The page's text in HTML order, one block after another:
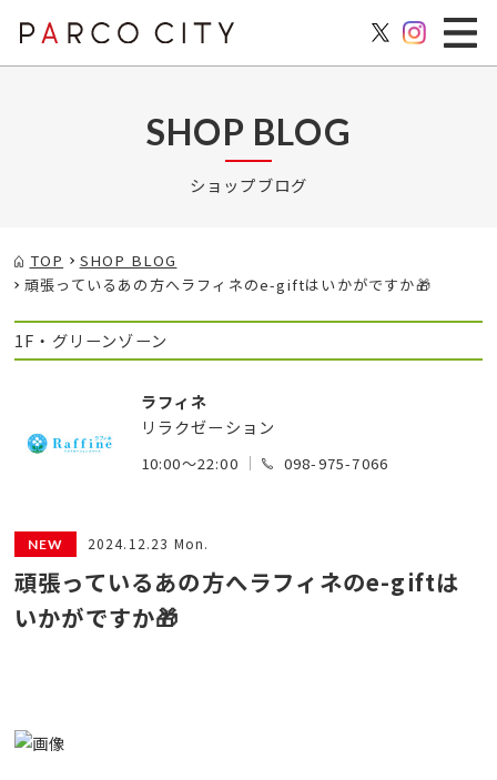
SHOP BLOG
ショップブログ
TOP
SHOP BLOG
頑張っているあの方へラフィネのe-giftはいかがですか🎁
1F・グリーンゾーン
ラフィネ
リラクゼーション
10:00～22:00 098-975-7066
2024.12.23 Mon.
頑張っているあの方へラフィネのe-giftは
いかがですか🎁